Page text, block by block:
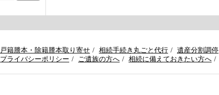
戸籍謄本・除籍謄本取り寄せ 相続手続き丸ごと代行 遺産分割調停
プライバシーポリシー ご遺族の方へ 相続に備えておきたい方へ